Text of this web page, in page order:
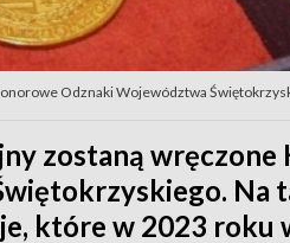
Odznaki Województwa
zostaną
Na
które w 2023 roku